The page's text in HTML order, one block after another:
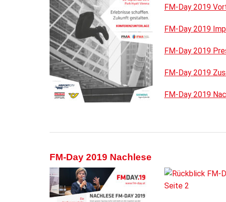
FM-Day 2019
FM-Day 2019
FM-Day 2019
FM-Day 2019
FM-Day 2019
FM-Day 2019 Nachlese